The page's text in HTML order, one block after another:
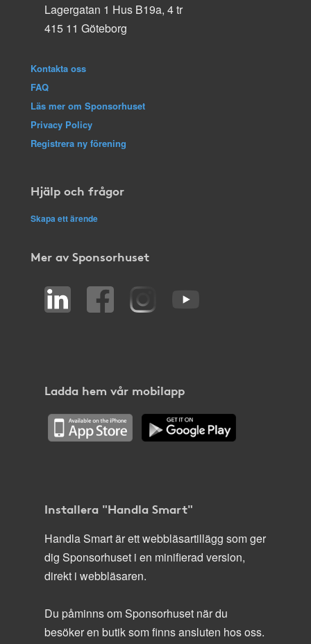
Lagergatan 1 Hus B19a, 4 tr
415 11 Göteborg
Kontakta oss
FAQ
Läs mer om Sponsorhuset
Privacy Policy
Registrera ny förening
Hjälp och frågor
Skapa ett ärende
Mer av Sponsorhuset
Ladda hem vår mobilapp
Installera "Handla Smart"
Handla Smart är ett webbläsartillägg som ger
dig Sponsorhuset i en minifierad version,
direkt i webbläsaren.
Du påminns om Sponsorhuset när du
besöker en butik som finns ansluten hos oss.